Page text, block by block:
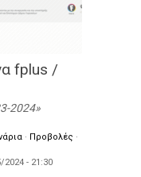
fplus /
2024
· Προβολές ·
2024 - 21:30